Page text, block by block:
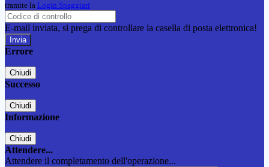
tramite la Login Spaggiari
E-mail inviata, si prega di controllare la casella di posta elettronica!
Errore
Chiudi
Successo
Chiudi
Informazione
Chiudi
Attendere...
Attendere il completamento dell'operazione...